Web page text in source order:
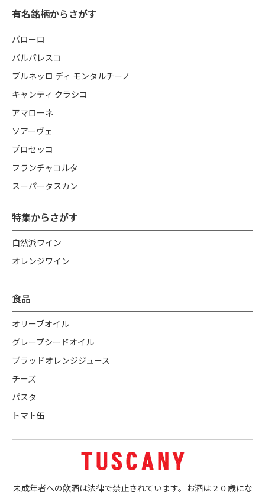
有名銘柄からさがす
バローロ
バルバレスコ
ブルネッロ ディ モンタルチーノ
キャンティ クラシコ
アマローネ
ソアーヴェ
プロセッコ
フランチャコルタ
スーパータスカン
特集からさがす
自然派ワイン
オレンジワイン
食品
オリーブオイル
グレープシードオイル
ブラッドオレンジジュース
チーズ
パスタ
トマト缶
未成年者への飲酒は法律で禁止されています。お酒は２０歳にな